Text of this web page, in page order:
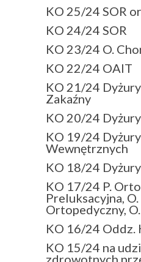
KO 25/24 SOR
KO 24/24 SOR
KO 23/24 O.
KO 22/24 OAIT
KO 21/24
Zakaźny
KO 20/24
KO 19/24
Wewnętrznych
KO 18/24
KO 17/24 P.
Preluksacyjna,
Ortopedyczny,
KO 16/24
KO 15/24 na
zdrowotnych